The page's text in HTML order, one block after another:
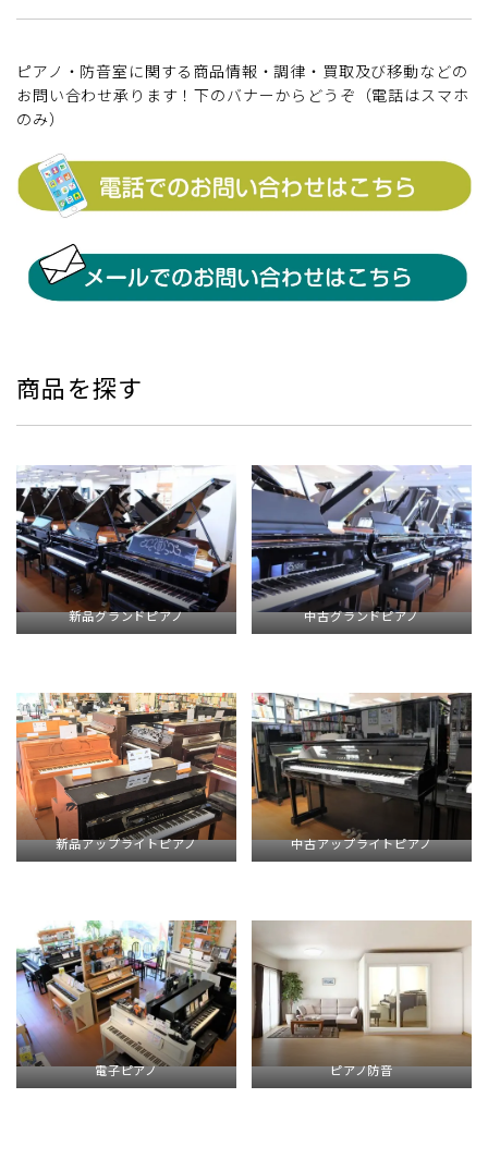
ピアノ・防音室に関する商品情報・調律・買取及び移動などの
お問い合わせ承ります！下のバナーからどうぞ（電話はスマホ
のみ）
商品を探す
新品グランドピアノ 中古グランドピアノ
新品アップライトピアノ 中古アップライトピアノ
電子ピアノ ピアノ防音